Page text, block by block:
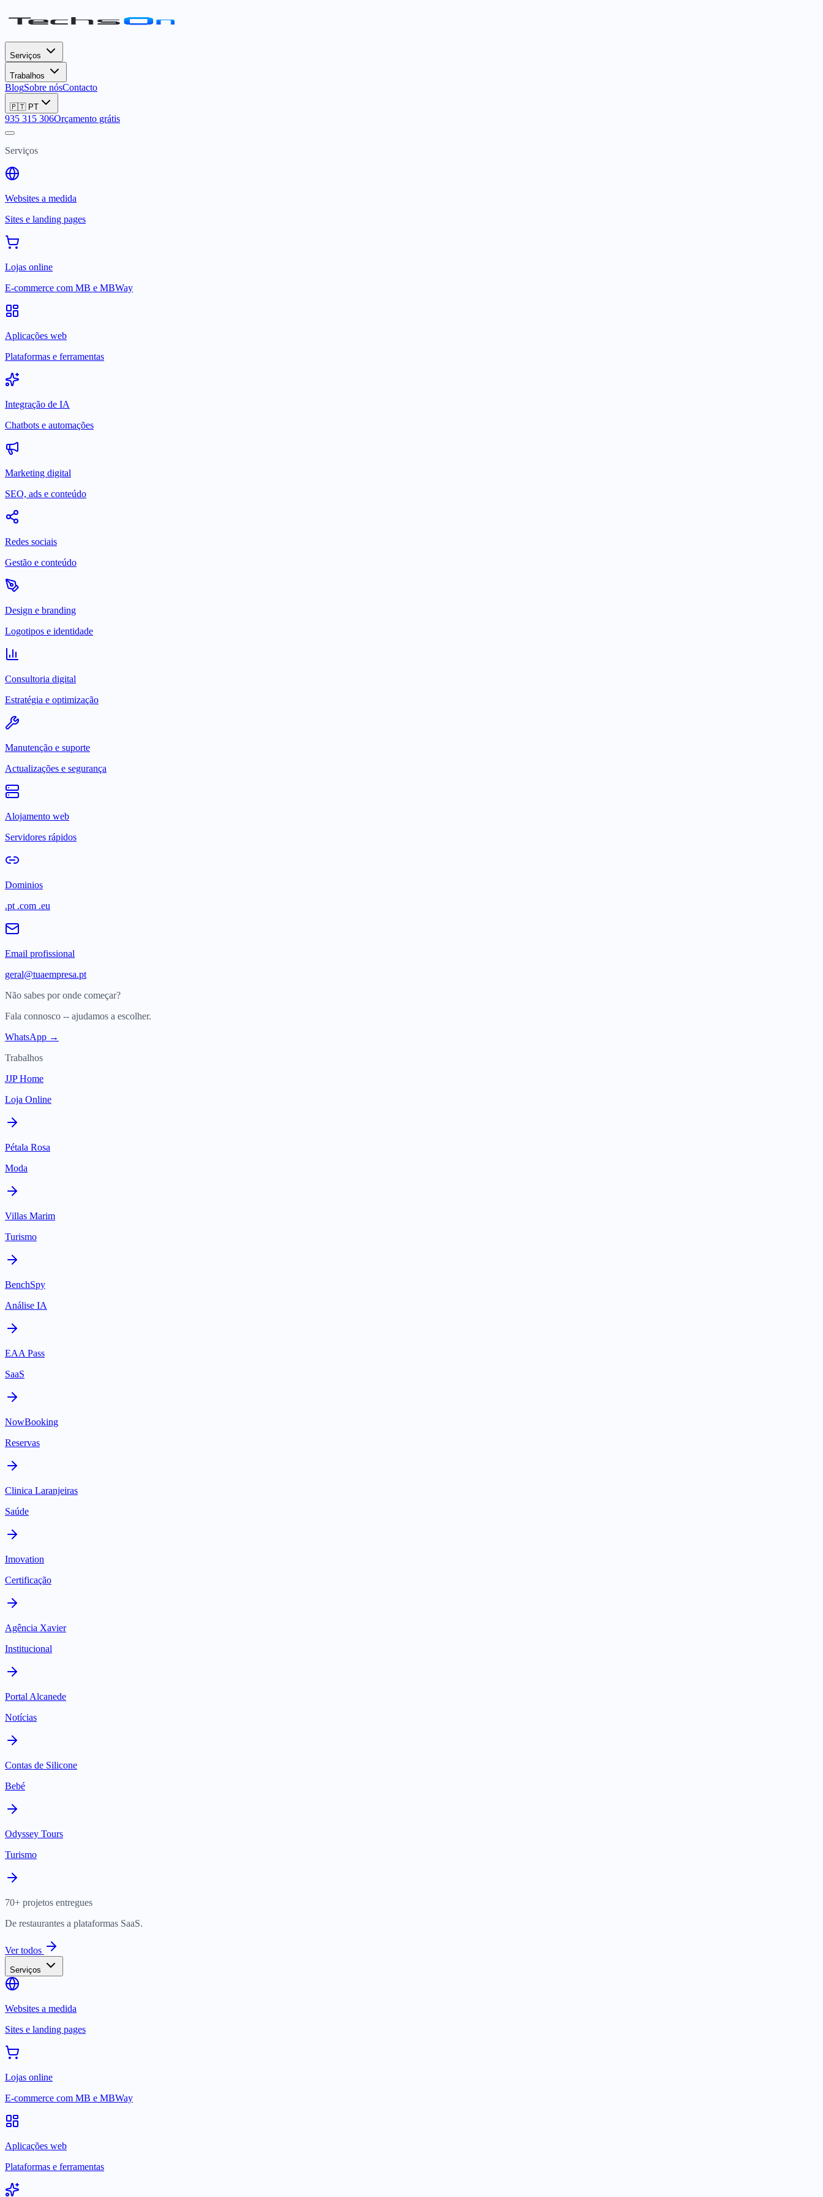
Serviços
Trabalhos
BlogSobre nósContacto
🇵🇹 PT
935 315 306Orçamento grátis
Serviços
Websites a medida
Sites e landing pages
Lojas online
E-commerce com MB e MBWay
Aplicações web
Plataformas e ferramentas
Integração de IA
Chatbots e automações
Marketing digital
SEO, ads e conteúdo
Redes sociais
Gestão e conteúdo
Design e branding
Logotipos e identidade
Consultoria digital
Estratégia e optimização
Manutenção e suporte
Actualizações e segurança
Alojamento web
Servidores rápidos
Dominios
.pt .com .eu
Email profissional
geral@tuaempresa.pt
Não sabes por onde começar?
Fala connosco -- ajudamos a escolher.
WhatsApp →
Trabalhos
JJP Home
Loja Online
Pétala Rosa
Moda
Villas Marim
Turismo
BenchSpy
Análise IA
EAA Pass
SaaS
NowBooking
Reservas
Clinica Laranjeiras
Saúde
Imovation
Certificação
Agência Xavier
Institucional
Portal Alcanede
Notícias
Contas de Silicone
Bebé
Odyssey Tours
Turismo
70+ projetos entregues
De restaurantes a plataformas SaaS.
Ver todos
Serviços
Websites a medida
Sites e landing pages
Lojas online
E-commerce com MB e MBWay
Aplicações web
Plataformas e ferramentas